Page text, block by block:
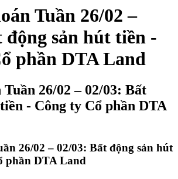
Tuần 26/02 –
động sản hút tiền -
phần DTA Land
26/02 – 02/03: Bất
- Công ty Cổ phần DTA
26/02 – 02/03: Bất động sản hút
phần DTA Land